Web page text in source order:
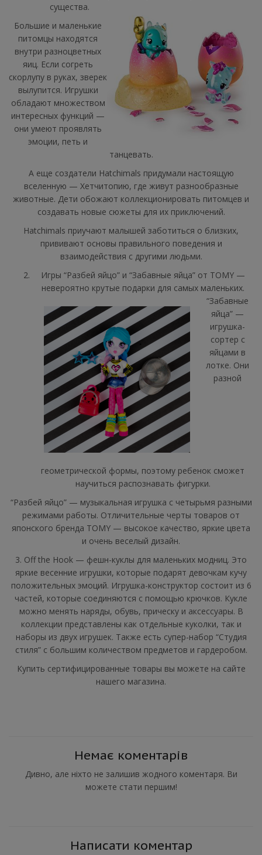
существа.
Большие и маленькие
питомцы находятся
внутри разноцветных
яиц. Если согреть
скорлупу в руках, зверек
вылупится. Игрушки
обладают множеством
интересных функций —
они умеют проявлять
эмоции, петь и
танцевать.
А еще создатели Hatchimals придумали настоящую
вселенную — Хетчитопию, где живут разнообразные
животные. Дети обожают коллекционировать питомцев и
создавать новые сюжеты для их приключений.
Hatchimals приучают малышей заботиться о близких,
прививают основы правильного поведения и
взаимодействия с другими людьми.
Игры “Разбей яйцо” и “Забавные яйца” от TOMY —
невероятно крутые подарки для самых маленьких.
“Забавные
яйца” —
игрушка-
сортер с
яйцами в
лотке. Они
разной
геометрической формы, поэтому ребенок сможет
научиться распознавать фигурки.
“Разбей яйцо” — музыкальная игрушка с четырьмя разными
режимами работы. Отличительные черты товаров от
японского бренда TOMY — высокое качество, яркие цвета
и очень веселый дизайн.
3. Off the Hook — фешн-куклы для маленьких модниц. Это
яркие весенние игрушки, которые подарят девочкам кучу
положительных эмоций. Игрушка-конструктор состоит из 6
частей, которые соединяются с помощью крючков. Кукле
можно менять наряды, обувь, прическу и аксессуары. В
коллекции представлены как отдельные куколки, так и
наборы из двух игрушек. Также есть супер-набор “Студия
стиля” с большим количеством предметов и гардеробом.
Купить сертифицированные товары вы можете на сайте
нашего магазина.
Немає коментарів
Дивно, але ніхто не залишив жодного коментаря. Ви
можете стати першим!
Написати коментар